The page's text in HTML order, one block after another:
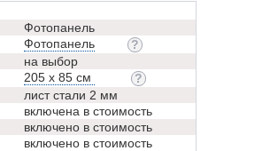
Фотопанель
Фотопанель
на выбор
205 х 85 см
лист стали 2 мм
включена в стоимость
включено в стоимость
включено в стоимость